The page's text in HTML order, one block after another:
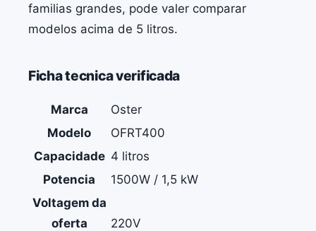
familias grandes, pode valer comparar
modelos acima de 5 litros.
Ficha tecnica verificada
Marca
Oster
Modelo
OFRT400
Capacidade 4 litros
Potencia
1500W / 1,5 kW
Voltagem da
oferta
220V